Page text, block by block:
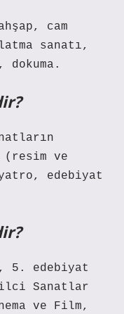
cam
sanatı,
ve
edebiyat
5. edebiyat
Sanatlar
ve Film,